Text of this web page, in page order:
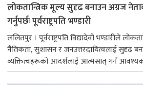
लोकतान्त्रिक मूल्य सुदृढ बनाउन अग्रज
गर्नुपर्छः पूर्वराष्ट्रपति भण्डारी
ललितपुर । पूर्वराष्ट्रपति विद्यादेवी भण्डारीले
नैतिकता, सुशासन र जनउत्तरदायित्वलाई सुदृढ
व्यक्तित्वहरूको आदर्शलाई आत्मसात् गर्न